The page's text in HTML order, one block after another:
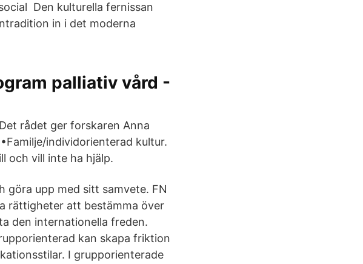
Den kulturella fernissan
in i det moderna
palliativ vård -
rådet ger forskaren Anna
individorienterad kultur.
och vill inte ha hjälp.
göra upp med sitt samvete. FN
rättigheter att bestämma över
den internationella freden.
kan skapa friktion
I grupporienterade